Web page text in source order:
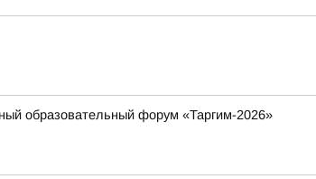
образовательный форум «Таргим-2026»